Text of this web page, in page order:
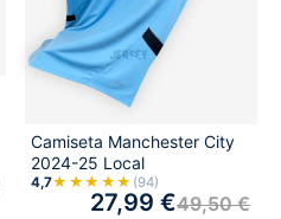
Camiseta Manchester City
2024-25 Local
4,7★★★★★ (94)
49,50€
27,99 €